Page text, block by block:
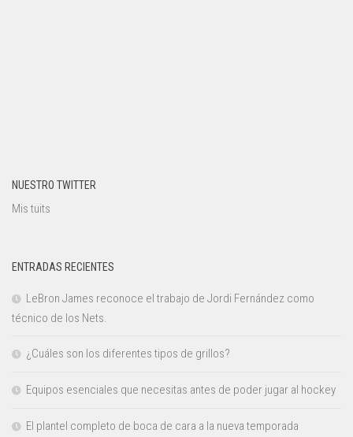
NUESTRO TWITTER
Mis tuits
ENTRADAS RECIENTES
LeBron James reconoce el trabajo de Jordi Fernández como
técnico de los Nets.
¿Cuáles son los diferentes tipos de grillos?
Equipos esenciales que necesitas antes de poder jugar al hockey
El plantel completo de boca de cara a la nueva temporada